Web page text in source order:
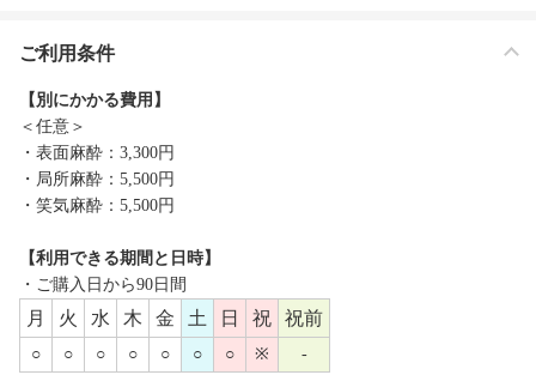
ご利用条件
【別にかかる費用】
＜任意＞
・表面麻酔：3,300円
・局所麻酔：5,500円
・笑気麻酔：5,500円
【利用できる期間と日時】
・ご購入日から90日間
月 火 水 木 金 土 日 祝 祝前
○ ○ ○ ○ ○ ○ ○ ※
-